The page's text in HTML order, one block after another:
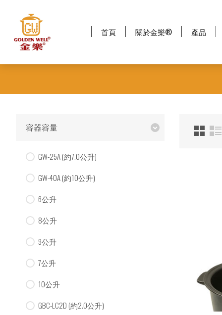
首頁 關於金樂® 產品
容器容量
GW-25A (約7.0公升)
GW-40A (約10公升)
6公升
8公升
9公升
7公升
10公升
GBC-LC2D (約2.0公升)